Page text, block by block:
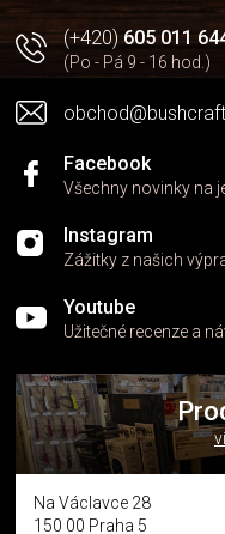
(+420)605 011
(Po - Pá 9 - 16 hod.)
Facebook
Všechny novinky na
Instagram
Zážitky z našich
Youtube
Užitečné recenze a
Na Václavce 28
150 00 Praha 5